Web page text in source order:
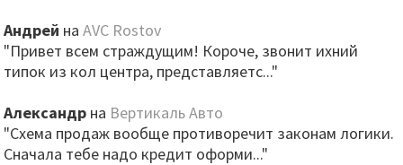
Андрей наAVC Rostov
"Привет всем страждущим! Короче, звонит ихний
типок из кол центра, представляетс..."
Александр на Вертикаль Авто
"Схема продаж вообще противоречит законам логики.
Сначала тебе надо кредит оформи..."